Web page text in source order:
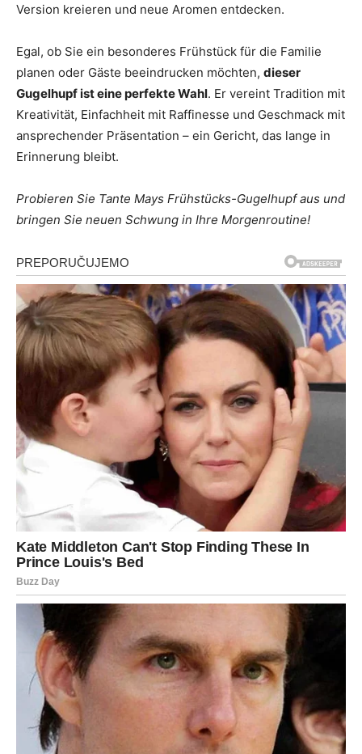
Version kreieren und neue Aromen entdecken.
Egal, ob Sie ein besonderes Frühstück für die Familie
planen oder Gäste beeindrucken möchten, dieser
Gugelhupf ist eine perfekte Wahl. Er vereint Tradition mit
Kreativität, Einfachheit mit Raffinesse und Geschmack mit
ansprechender Präsentation – ein Gericht, das lange in
Erinnerung bleibt.
Probieren Sie Tante Mays Frühstücks-Gugelhupf aus und
bringen Sie neuen Schwung in Ihre Morgenroutine!